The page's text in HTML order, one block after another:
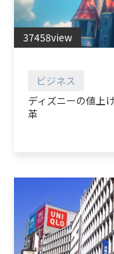
37458view
ビジネス
ディズニーの値上
革